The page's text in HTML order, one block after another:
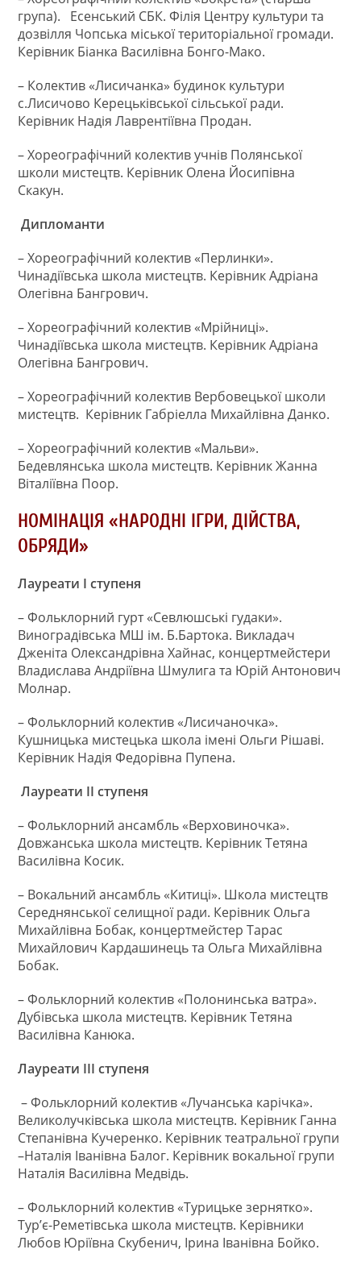
група). Есенський СБК. Філія Центру культури та
дозвілля Чопська міської територіальної громади.
Керівник Біанка Василівна Бонго-Мако.
– Колектив «Лисичанка» будинок культури
с.Лисичово Керецьківської сільської ради.
Керівник Надія Лаврентіївна Продан.
– Хореографічний колектив учнів Полянської
школи мистецтв. Керівник Олена Йосипівна
Скакун.
Дипломанти
– Хореографічний колектив «Перлинки».
Чинадіївська школа мистецтв. Керівник Адріана
Олегівна Бангрович.
– Хореографічний колектив «Мрійниці».
Чинадіївська школа мистецтв. Керівник Адріана
Олегівна Бангрович.
– Хореографічний колектив Вербовецької школи
мистецтв. Керівник Габріeлла Михайлівна Данко.
– Хореографічний колектив «Мальви».
Бедевлянська школа мистецтв. Керівник Жанна
Віталіївна Поор.
НОМІНАЦІЯ «НАРОДНІ ІГРИ, ДІЙСТВА,
ОБРЯДИ»
Лауреати І ступеня
– Фольклорний гурт «Севлюшські гудаки».
Виноградівська МШ ім. Б.Бартока. Викладач
Дженіта Олександрівна Хайнас, концертмейстери
Владислава Андріївна Шмулига та Юрій Антонович
Молнар.
– Фольклорний колектив «Лисичаночка».
Кушницька мистецька школа імені Ольги Рішаві.
Керівник Надія Федорівна Пупена.
Лауреати ІІ ступеня
– Фольклорний ансамбль «Верховиночка».
Довжанська школа мистецтв. Керівник Тетяна
Василівна Косик.
– Вокальний ансамбль «Китиці». Школа мистецтв
Середнянської селищної ради. Керівник Ольга
Михайлівна Бобак, концертмейстер Тарас
Михайлович Кардашинець та Ольга Михайлівна
Бобак.
– Фольклорний колектив «Полонинська ватра».
Дубівська школа мистецтв. Керівник Тетяна
Василівна Канюка.
Лауреати ІІІ ступеня
– Фольклорний колектив «Лучанська карічка».
Великолучківська школа мистецтв. Керівник Ганна
Степанівна Кучеренко. Керівник театральної групи
–Наталія Іванівна Балог. Керівник вокальної групи
Наталія Василівна Медвідь.
– Фольклорний колектив «Турицьке зернятко».
Тур’є-Реметівська школа мистецтв. Керівники
Любов Юріївна Скубенич, Ірина Іванівна Бойко.